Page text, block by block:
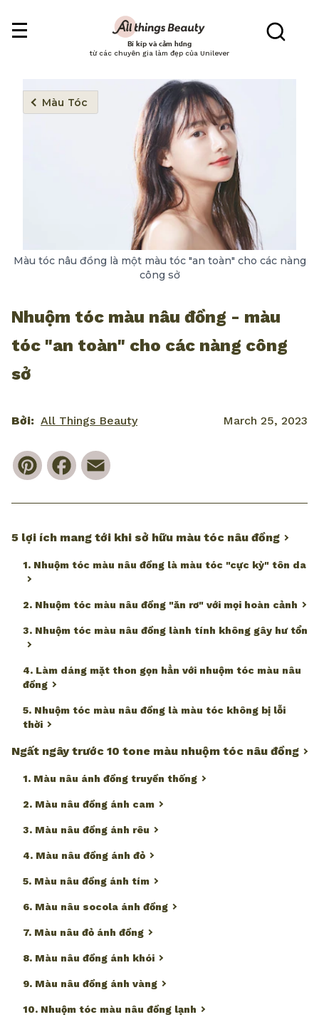
Bí kíp và cảm hứng
từ các chuyên gia làm đẹp của Unilever
Màu Tóc
Màu tóc nâu đồng là một màu tóc "an toàn" cho các nàng
công sở
Nhuộm tóc màu nâu đồng - màu
tóc "an toàn" cho các nàng công
sở
Bởi: All Things Beauty March 25, 2023
PinterestFacebook
5 lợi ích mang tới khi sở hữu màu tóc nâu đồng
1. Nhuộm tóc màu nâu đồng là màu tóc "cực kỳ" tôn da
2. Nhuộm tóc màu nâu đồng "ăn rơ" với mọi hoàn cảnh
3. Nhuộm tóc màu nâu đồng lành tính không gây hư tổn
4. Làm dáng mặt thon gọn hẳn với nhuộm tóc màu nâu
đồng
5. Nhuộm tóc màu nâu đồng là màu tóc không bị lỗi
thời
Ngất ngây trước 10 tone màu nhuộm tóc nâu đồng
1. Màu nâu ánh đồng truyền thống
2. Màu nâu đồng ánh cam
3. Màu nâu đồng ánh rêu
4. Màu nâu đồng ánh đỏ
5. Màu nâu đồng ánh tím
6. Màu nâu socola ánh đồng
7. Màu nâu đỏ ánh đồng
8. Màu nâu đồng ánh khói
9. Màu nâu đồng ánh vàng
10. Nhuộm tóc màu nâu đồng lạnh